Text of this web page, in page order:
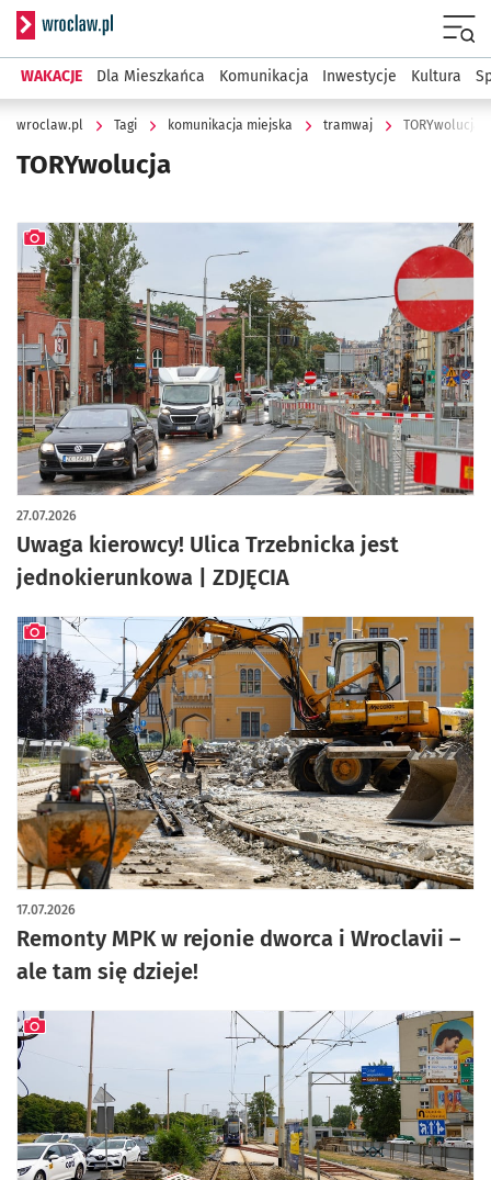
Serwis informacyjny wroclaw.pl
WAKACJE Dla Mieszkańca Komunikacja Inwestycje Kultura
wroclaw.pl Tagi komunikacja miejska tramwaj TORYwolucja
TORYwolucja
Uwaga kierowcy! Ulica Trzebnicka jest
jednokierunkowa | ZDJĘCIA
27.07.2026
artykuł z galerią zdjęć
Remonty MPK w rejonie dworca i Wroclavii –
ale tam się dzieje!
17.07.2026
artykuł z galerią zdjęć